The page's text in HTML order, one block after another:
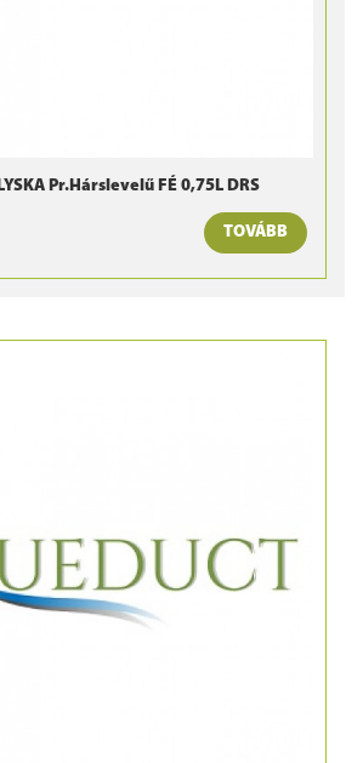
Pr.Hárslevelű FÉ 0,75L DRS
TOVÁBB